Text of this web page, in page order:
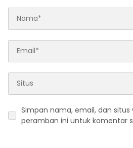
Simpan nama, email, dan situs
peramban ini untuk komentar